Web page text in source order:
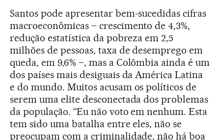
Santos pode apresentar bem-sucedidas cifras
macroeconômicas – crescimento de 4,3%,
redução estatística da pobreza em 2,5
milhões de pessoas, taxa de desemprego em
queda, em 9,6% –, mas a Colômbia ainda é um
dos países mais desiguais da América Latina
e do mundo. Muitos acusam os políticos de
serem uma elite desconectada dos problemas
da população. “Eu não voto em nenhum. Esta
tem sido uma batalha entre eles, não se
preocupam com a criminalidade, não há boa